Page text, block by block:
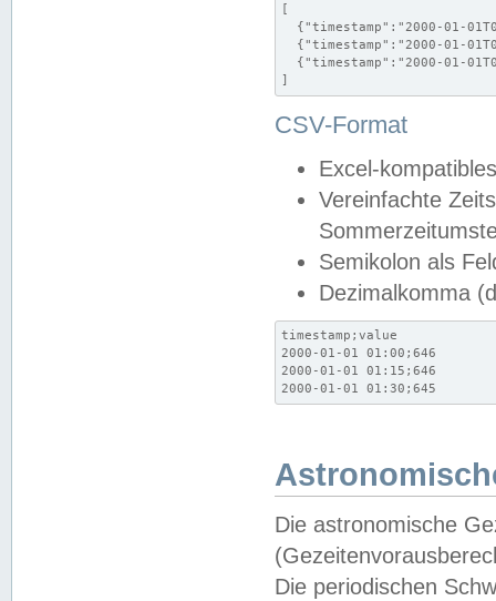
[
{"timestamp":"2000-01-
{"timestamp":"2000-01-
{"timestamp":"2000-01-
]
CSV-Format
Excel-
Vereinfachte
Semikolon als
Dezimalkomma
timestamp;value
2000-01-01 01:00;646
2000-01-01 01:15;646
2000-01-01 01:30;645
Die astronomische
Die periodischen